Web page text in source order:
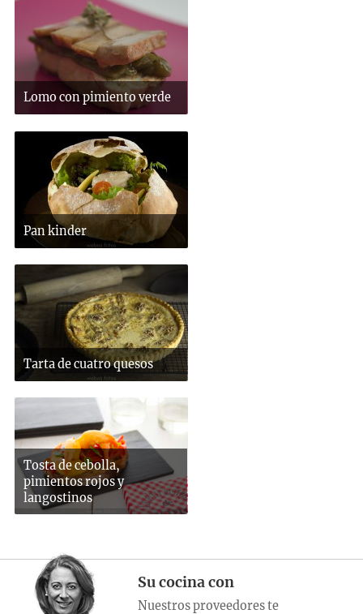
Lomo con pimiento verde
Pan kinder
Tarta de cuatro quesos
Tosta de cebolla,
pimientos rojos y
langostinos
Su cocina con
Nuestros proveedores te